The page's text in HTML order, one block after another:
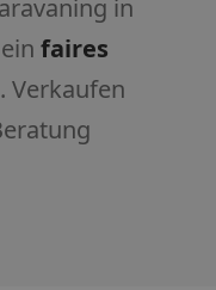
in
faires
. Verkaufen